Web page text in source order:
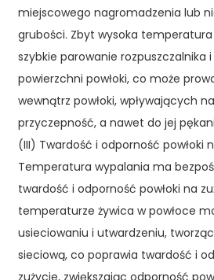
miejscowego nagromadzenia lub
grubości. Zbyt wysoka
szybkie parowanie rozpuszczalnika
powierzchni powłoki, co może
wewnątrz powłoki, wpływających
przyczepność, a nawet do jej
(III) Twardość i odporność powłoki
Temperatura wypalania ma
twardość i odporność powłoki na
temperaturze żywica w powłoce
usieciowaniu i utwardzeniu,
sieciową, co poprawia twardość i